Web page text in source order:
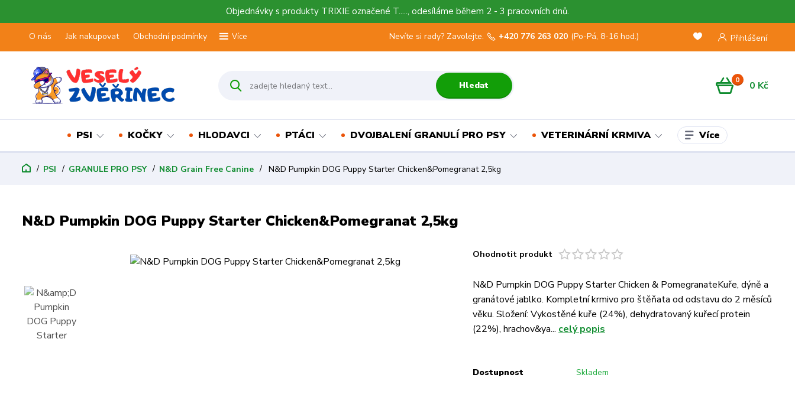
Objednávky s produkty TRIXIE označené T....., odesíláme během 2 - 3 pracovních dnů.
O nás Jak nakupovat Obchodní podmínky Více Přihlášení
Hledat
Nevíte si rady? Zavolejte. +420 776 263 020 (Po-Pá, 8-16 hod.)
0 0 Kč
PSI KOČKY HLODAVCI PTÁCI DVOJBALENÍ GRANULÍ PRO PSY VETERINÁRNÍ KRMIVA Více
PSI GRANULE PRO PSY N&D Grain Free Canine N&D Pumpkin DOG Puppy Starter Chicken&Pomegranat 2,5kg
N&D Pumpkin DOG Puppy Starter Chicken&Pomegranat 2,5kg
Ohodnotit produkt
N&D Pumpkin DOG Puppy Starter Chicken & PomegranateKuře, dýně a
granátové jablko. Kompletní krmivo pro štěňata od odstavu do 2 měsíců
věku. Složení: Vykostěné kuře (24%), dehydratovaný kuřecí protein
(22%), hrachov&ya... celý popis
Dostupnost Skladem